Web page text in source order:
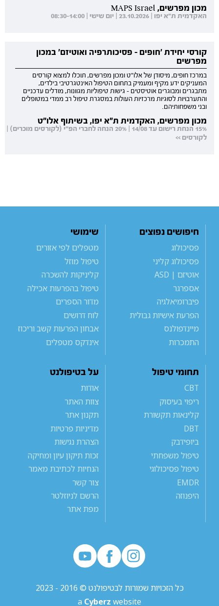
מכון מפרשים, MAPS Israel
האקדמית ת"א יפו | 23.10.2026 | יום שישי | 08:30-14:00
קורסי יחידת 'חופים - פסיכותרפיה ואוטיזם' במכון
מפרשים
במרכז חופים, מיסודן של אלו"ט ומכון מפרשים, תוכלו למצוא קורסים
המעניקים ידע מקיף ומעמיק בתחום הטיפול האינטגרטיבי בילדים,
מתבגרים ומבוגרים אוטיסטים - גישות טיפוליות מגוונות, מודלים עדכניים
והתערבויות לסוגיות מרכזיות העולות במסגרת טיפול רב ממדי במטופלים
ובני משפחותיהם.
מכון מפרשים, האקדמית ת"א יפו, בשיתוף אלו"ט
15% הנחת רישום עד 14/08 | 20% הנחה לחברי הפ"י (לקורסים מוכרים) |
לקורסים >>
חיפושים נפוצים
פסיכולוג
פסיכולוג קליני
אוטיזם | ASD
אספרגר
פיברומיאלגיה
הפרעת אישיות גבולית
מיינדפולנס
התמכרות
שימושי
מטפלים לפי אזורים
טיפול מוזל
קליניקות להשכרה
טיפול בהפרעות אכילה
מדור הספרים
לוח דרושים
אבחון הפרעות קשב וריכוז
אינדקס מטפלים
תחומי טיפול
CBT
ריפוי בעיסוק
קלינאות תקשורת
DBT
ביופידבק
טיפול משפחתי
טיפול פסיכולוגי
EMDR
היפנוזה
על בטיפולנט
אודות
צוות האתר
תקנון אתר
מדיניות פרטיות
הצהרת נגישות
זכות תיקון עיון ומחיקה
הנחיות לכתיבת מאמר
צור קשר
הרשם לניוזלטר
מפת אתר
כל הזכויות שמורות לבטיפולנט © 2016 - 2023
a Cyberz website